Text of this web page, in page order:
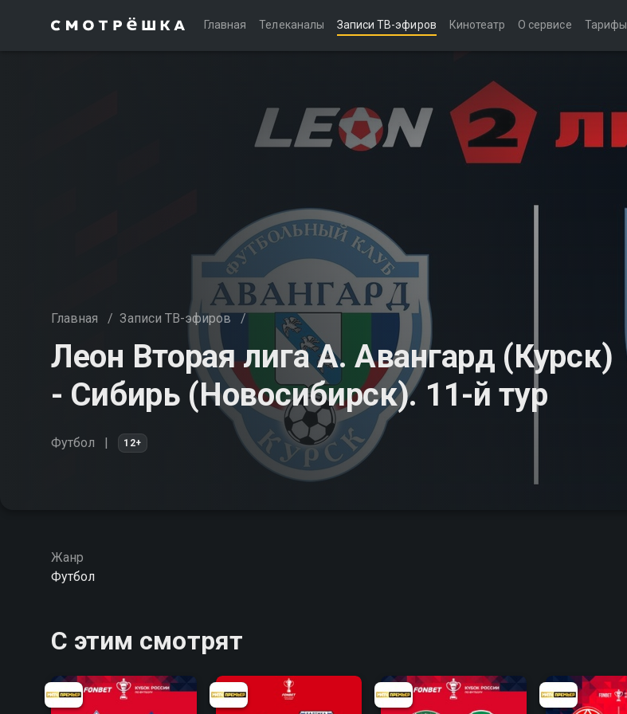
Главная Телеканалы Записи ТВ-эфиров Кинотеатр О сервисе Тарифы
Главная / Записи ТВ-эфиров /
Леон Вторая лига А. Авангард (Курск)
- Сибирь (Новосибирск). 11-й тур
Футбол 12+
Жанр
Футбол
С этим смотрят